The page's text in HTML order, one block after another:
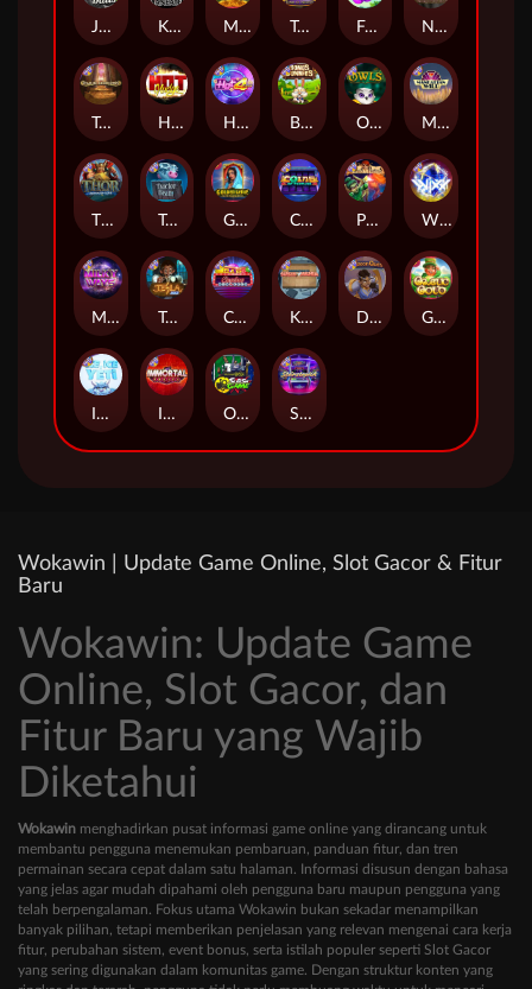
Nexus Tombstone RIP
Manhattan Goes Wild
Tractor Beam
Casino Win Spin
Hot Nudge
Starstruck
Monkey's Gold xPays Tomb of Nefertiti
Tomb of Akhenaten
Golden Genie And The Walking Wilds
Immortal Fruits
Tesla Jolt Dungeon Quest
Coins of Fortune WiXX
Outsourced: Slash Game
Fruits
Bonus Bunnies
Hot 4 Cash Owls
Milky Ways Gaelic Gold
Jingle Balls
Kitchen Drama: Sushi Mania
Pixies vs Pirates
Thor: Hammer Time
Ice Ice Yeti
Karen Maneater
Wokawin | Update Game Online, Slot Gacor & Fitur
Baru
Wokawin: Update Game
Online, Slot Gacor, dan
Fitur Baru yang Wajib
Diketahui
Wokawin menghadirkan pusat informasi game online yang dirancang untuk
membantu pengguna menemukan pembaruan, panduan fitur, dan tren
permainan secara cepat dalam satu halaman. Informasi disusun dengan bahasa
yang jelas agar mudah dipahami oleh pengguna baru maupun pengguna yang
telah berpengalaman. Fokus utama Wokawin bukan sekadar menampilkan
banyak pilihan, tetapi memberikan penjelasan yang relevan mengenai cara kerja
fitur, perubahan sistem, event bonus, serta istilah populer seperti Slot Gacor
yang sering digunakan dalam komunitas game. Dengan struktur konten yang